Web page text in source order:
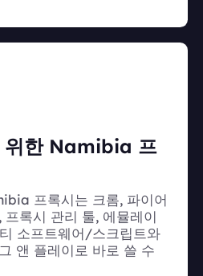
위한 Namibia 프
프록시는 크롬, 파이어
록시 관리 툴, 에뮬레이
소프트웨어/스크립트와
앤 플레이로 바로 쓸 수